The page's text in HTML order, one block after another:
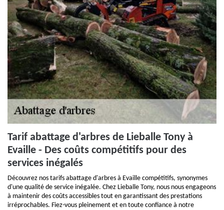
Tarif abattage d'arbres de Lieballe Tony à
Evaille - Des coûts compétitifs pour des
services inégalés
Découvrez nos tarifs abattage d'arbres à Evaille compétitifs, synonymes
d'une qualité de service inégalée. Chez Lieballe Tony, nous nous engageons
à maintenir des coûts accessibles tout en garantissant des prestations
irréprochables. Fiez-vous pleinement et en toute confiance à notre